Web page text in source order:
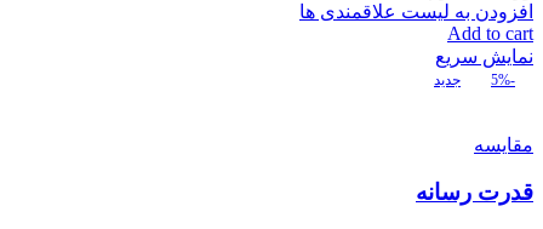
افزودن به لیست علاقمندی ها
Add to cart
نمایش سریع
-5% جدید
مقایسه
قدرت رسانه